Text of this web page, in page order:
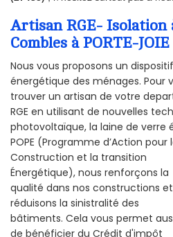
Artisan RGE- Isolation
Combles à PORTE-
Nous vous proposons un
énergétique des ménages. Pour
trouver un artisan de votre
RGE en utilisant de nouvelles
photovoltaïque, la laine de verre
POPE (Programme d’Action
Construction et la transition
Énergétique), nous renforçons la
qualité dans nos constructions et
réduisons la sinistralité des
bâtiments. Cela vous permet
de bénéficier du Crédit d'impôt